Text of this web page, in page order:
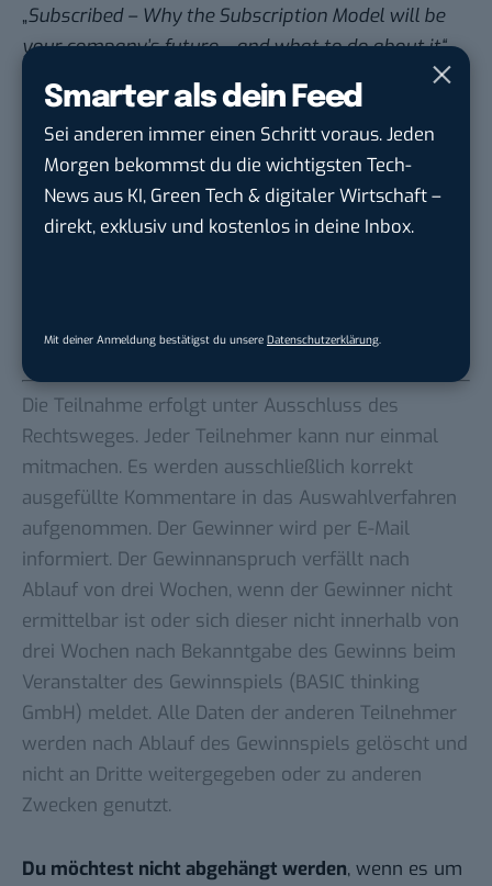
Smarter als dein Feed
Sei anderen immer einen Schritt voraus. Jeden
Morgen bekommst du die wichtigsten Tech-
News aus KI, Green Tech & digitaler Wirtschaft –
direkt, exklusiv und kostenlos in deine Inbox.
Mit deiner Anmeldung bestätigst du unsere Datenschutzerklärung
„Subscribed – Why the Subscription Model will be
your company’s future – and what to do about it“.
Darin erklärt Tien Tzuo in 15 Kapiteln, warum wir
uns am Ende einer Ära befinden und warum sogar
klassische Industrien wie die Automobilbranche in
Zukunft nicht mehr um Abonnement-Modelle
herumkommen werden.
Um an der Verlosung teilzunehmen, genügt es,
zehn Kommentare eingegangen sind.
Die Teilnahme erfolgt unter Ausschluss des
Rechtsweges. Jeder Teilnehmer kann nur einmal
mitmachen. Es werden ausschließlich korrekt
ausgefüllte Kommentare in das Auswahlverfahren
aufgenommen. Der Gewinner wird per E-Mail
informiert. Der Gewinnanspruch verfällt nach
Ablauf von drei Wochen, wenn der Gewinner nicht
ermittelbar ist oder sich dieser nicht innerhalb von
drei Wochen nach Bekanntgabe des Gewinns beim
Veranstalter des Gewinnspiels (BASIC thinking
GmbH) meldet. Alle Daten der anderen Teilnehmer
werden nach Ablauf des Gewinnspiels gelöscht und
nicht an Dritte weitergegeben oder zu anderen
Zwecken genutzt.
Du möchtest nicht abgehängt werden, wenn es um